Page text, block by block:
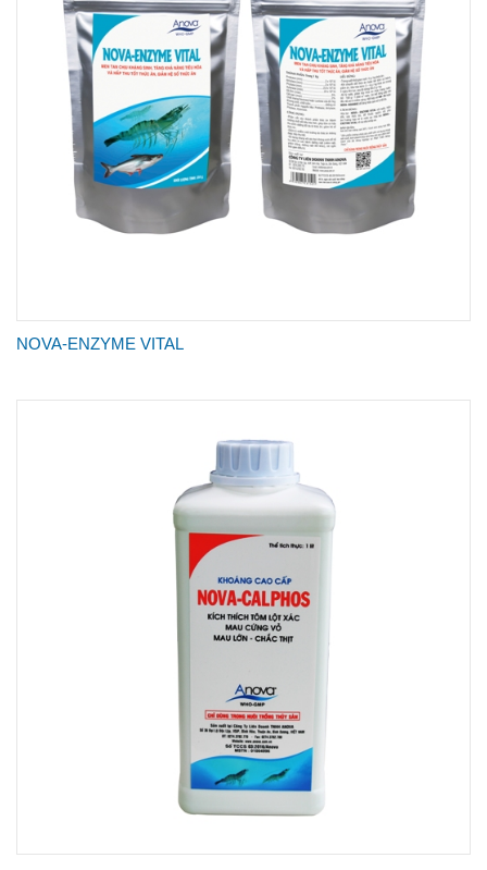
NOVA-ENZYME VITAL